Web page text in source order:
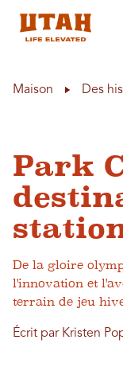
Maison Des
Park
De la gloire
l'innovation et
terrain de jeu
Écrit par Kristen